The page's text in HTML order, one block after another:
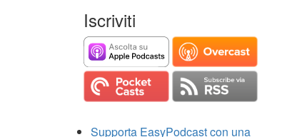
Iscriviti
Supporta EasyPodcast con una